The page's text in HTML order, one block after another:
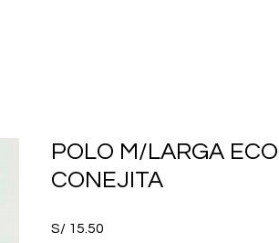
POLO M/LARGA ECO
CONEJITA
S/ 15.50